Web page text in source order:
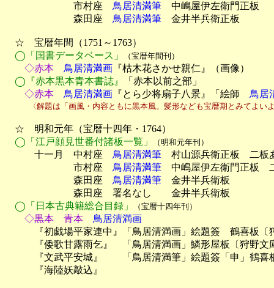
市村座 鳥居清満筆 中嶋屋伊左衛門正板
森田座 鳥居清満筆 金井半兵衛正板
☆　宝暦年間（1751～1763）
◯「国書データベース」
（宝暦年間刊）
◇赤本 鳥居清満画 『枯木花さかせ親仁』（画像）
◯『赤本黒本青本書誌』
「赤本以前之部」
◇赤本 鳥居清満画 『とら少将扇子八景』「絵師 鳥居
〈解題は「画風・内容ともに黒本風。髪形なども宝暦期とみてよい
☆　明和元年（宝暦十四年・1764）
◯「江戸顔見世番付諸板一覧」
（明和元年刊）
十一月　中村座 鳥居清満筆 村山源兵衛正板　二板
市村座 鳥居清満筆 中嶋屋伊左衛門正板　
森田座 鳥居清満筆 金井半兵衛板
森田座　署名なし　　金井半兵衛板
◯「日本古典籍総合目録」
（宝暦十四年刊）
◇黒本　青本 鳥居清満画
『初戯場平家連中』「鳥居清満画」絵題簽　鶴喜板〔
『倭歌甘露雨乞』　「鳥居清満画」鱗形屋板〔狩野文
『文武平安城』　　「鳥居清満筆」絵題簽「申」鶴喜
『海陸妖敲込』